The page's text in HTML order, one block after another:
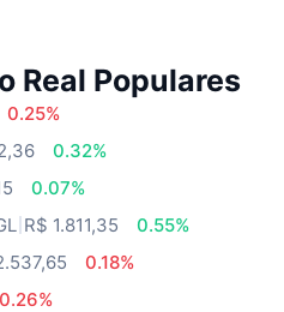
Real Populares
0.25%
0.32%
0.07%
R$ 1.811,35
0.55%
0.18%
0.26%